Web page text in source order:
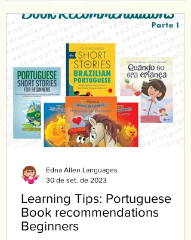
Learning Tips: Portuguese
Book recommendations
Beginners
Edna Allen Languages
30 de set. de 2023